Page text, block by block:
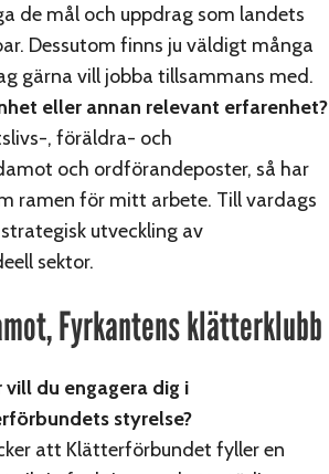
de mål och uppdrag som landets
Dessutom finns ju väldigt många
gärna vill jobba tillsammans med.
eller annan relevant erfarenhet?
, föräldra- och
och ordförandeposter, så har
ramen för mitt arbete. Till vardags
utveckling av
sektor.
Fyrkantens klätterklubb
vill du engagera dig i
styrelse?
att Klätterförbundet fyller en